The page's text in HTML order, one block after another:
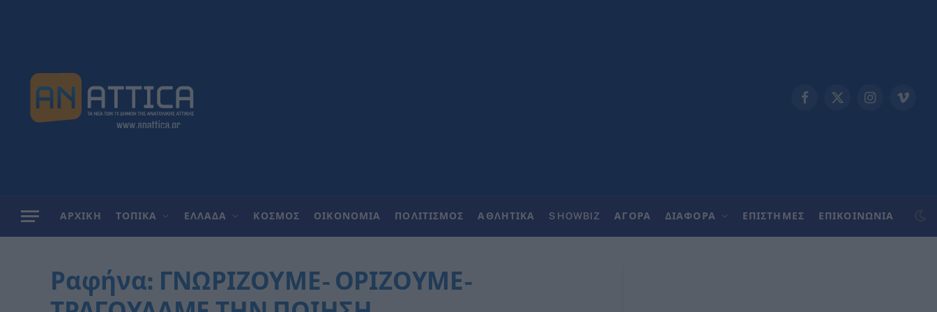
Facebook
X
InstagramVimeo
ΑΡΧΙΚΗ ΤΟΠΙΚΑ ΕΛΛΑΔΑ ΚΟΣΜΟΣ ΟΙΚΟΝΟΜΙΑ ΠΟΛΙΤΙΣΜΟΣ ΑΘΛΗΤΙΚΑ SHOWBIZ ΑΓΟΡΑ ΔΙΑΦΟΡΑ ΕΠΙΣΤΗΜΕΣ ΕΠΙΚΟΙΝΩΝΊΑ
Ραφήνα: ΓΝΩΡΙΖΟΥΜΕ- ΟΡΙΖΟΥΜΕ-